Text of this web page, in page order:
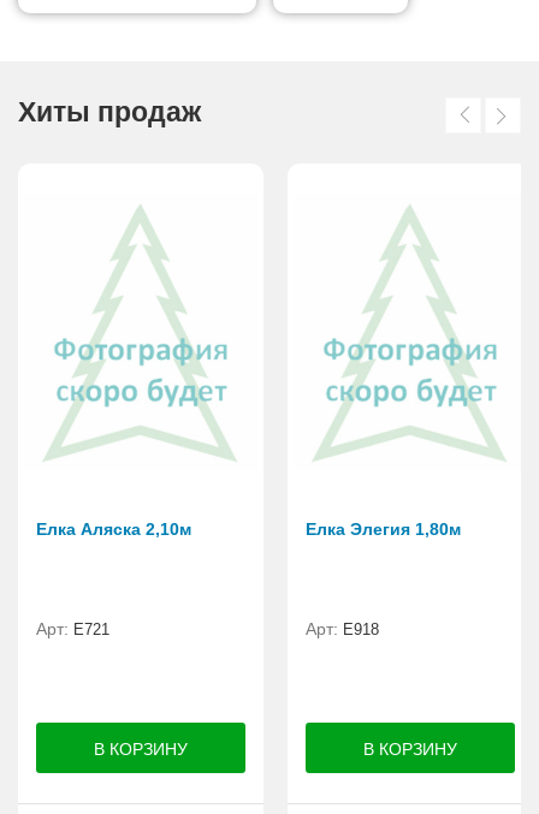
Хиты продаж
Елка Аляска 2,10м
Арт: E721
Елка Элегия 1,80м
Арт: E918